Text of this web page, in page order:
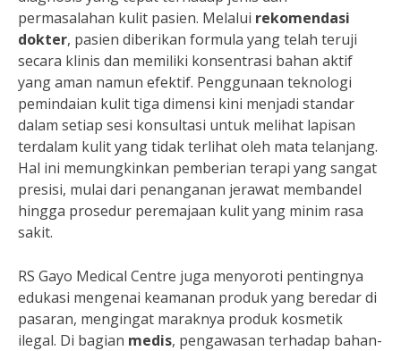
permasalahan kulit pasien. Melalui rekomendasi
dokter, pasien diberikan formula yang telah teruji
secara klinis dan memiliki konsentrasi bahan aktif
yang aman namun efektif. Penggunaan teknologi
pemindaian kulit tiga dimensi kini menjadi standar
dalam setiap sesi konsultasi untuk melihat lapisan
terdalam kulit yang tidak terlihat oleh mata telanjang.
Hal ini memungkinkan pemberian terapi yang sangat
presisi, mulai dari penanganan jerawat membandel
hingga prosedur peremajaan kulit yang minim rasa
sakit.
RS Gayo Medical Centre juga menyoroti pentingnya
edukasi mengenai keamanan produk yang beredar di
pasaran, mengingat maraknya produk kosmetik
ilegal. Di bagian medis, pengawasan terhadap bahan-